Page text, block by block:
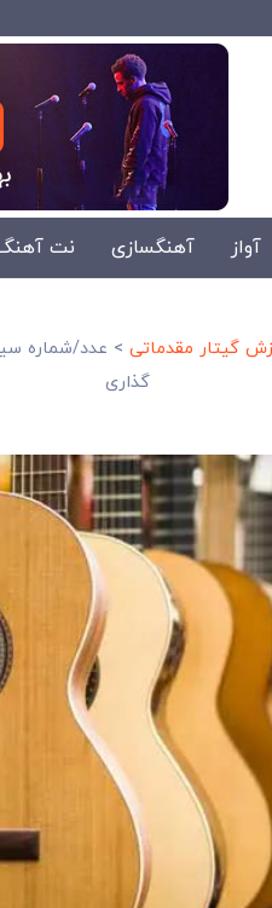
آواز آهنگسازی نت
گیتار مقدماتی> عدد/شماره
گذاری